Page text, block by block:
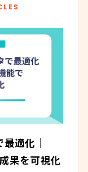
適化｜
果を可視化